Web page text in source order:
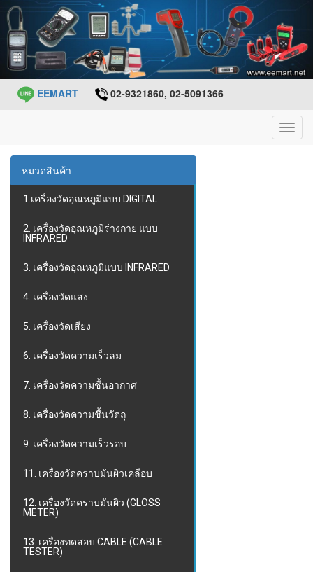
EEMART 02-9321860, 02-5091366
หมวดสินค้า
1.เครื่องวัดอุณหภูมิแบบ DIGITAL
2. เครื่องวัดอุณหภูมิร่างกาย แบบ
INFRARED
3. เครื่องวัดอุณหภูมิแบบ INFRARED
4. เครื่องวัดแสง
5. เครื่องวัดเสียง
6. เครื่องวัดความเร็วลม
7. เครื่องวัดความชื้นอากาศ
8. เครื่องวัดความชื้นวัตถุ
9. เครื่องวัดความเร็วรอบ
11. เครื่องวัดคราบมันผิวเคลือบ
12. เครื่องวัดคราบมันผิว (GLOSS
METER)
13. เครื่องทดสอบ CABLE (CABLE
TESTER)